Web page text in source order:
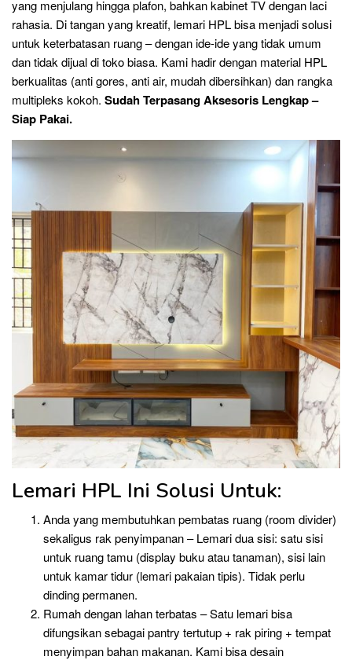
yang menjulang hingga plafon, bahkan kabinet TV dengan laci
rahasia. Di tangan yang kreatif, lemari HPL bisa menjadi solusi
untuk keterbatasan ruang – dengan ide-ide yang tidak umum
dan tidak dijual di toko biasa. Kami hadir dengan material HPL
berkualitas (anti gores, anti air, mudah dibersihkan) dan rangka
multipleks kokoh. Sudah Terpasang Aksesoris Lengkap –
Siap Pakai.
Lemari HPL Ini Solusi Untuk:
Anda yang membutuhkan pembatas ruang (room divider)
sekaligus rak penyimpanan – Lemari dua sisi: satu sisi
untuk ruang tamu (display buku atau tanaman), sisi lain
untuk kamar tidur (lemari pakaian tipis). Tidak perlu
dinding permanen.
Rumah dengan lahan terbatas – Satu lemari bisa
difungsikan sebagai pantry tertutup + rak piring + tempat
menyimpan bahan makanan. Kami bisa desain